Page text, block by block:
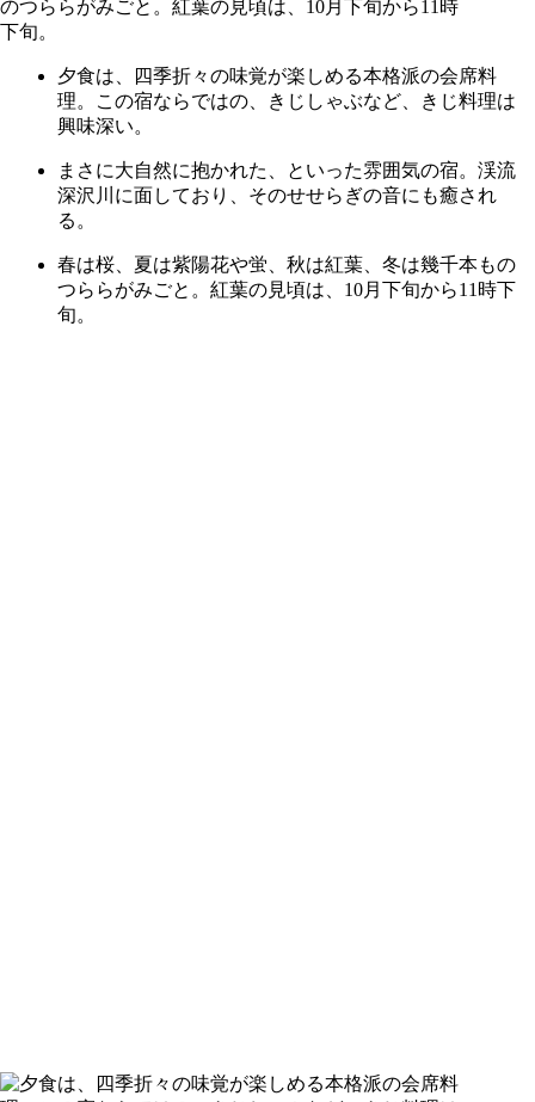
夕食は、四季折々の味覚が楽しめる本格派の会席料
理。この宿ならではの、きじしゃぶなど、きじ料理は
興味深い。
まさに大自然に抱かれた、といった雰囲気の宿。渓流
深沢川に面しており、そのせせらぎの音にも癒され
る。
春は桜、夏は紫陽花や蛍、秋は紅葉、冬は幾千本もの
つららがみごと。紅葉の見頃は、10月下旬から11時下
旬。